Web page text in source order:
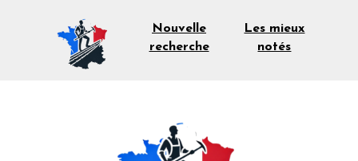
Nouvelle
recherche
Les mieux
notés